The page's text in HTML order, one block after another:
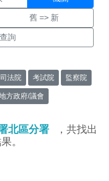
舊 => 新
詢
司法院 考試院 監察院
方政府/議會
北區分署
，共找出
。